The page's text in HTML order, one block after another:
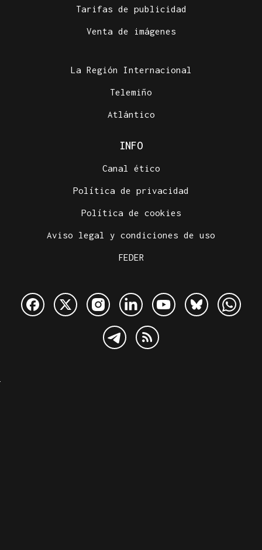
Tarifas de publicidad
Venta de imágenes
La Región Internacional
Telemiño
Atlántico
INFO
Canal ético
Política de privacidad
Política de cookies
Aviso legal y condiciones de uso
FEDER